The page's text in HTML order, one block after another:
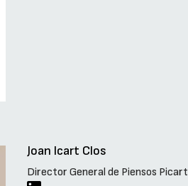
Joan Icart Clos
Director General de Piensos Picart